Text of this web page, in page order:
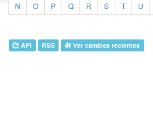
N
O P Q R S T U
API RSS Ver cambios recientes